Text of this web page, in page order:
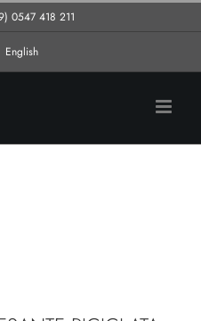
0547 418 211
English